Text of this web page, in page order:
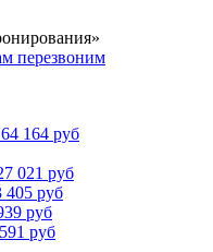
перезвоним
164 руб
021 руб
405 руб
руб
руб